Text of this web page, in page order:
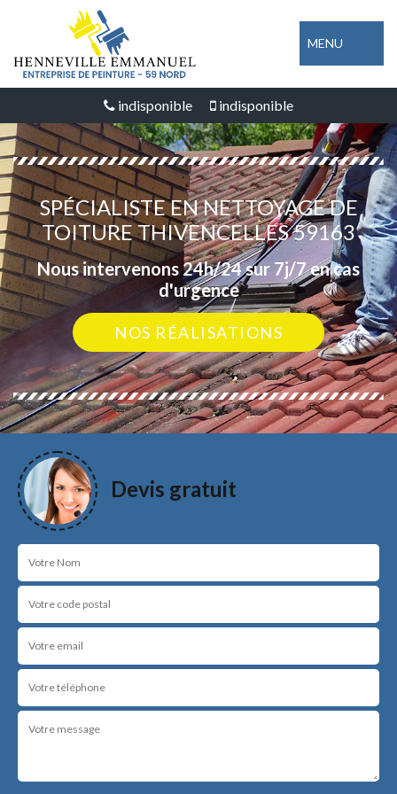
MENU
indisponible indisponible
SPÉCIALISTE EN NETTOYAGE DE
TOITURE THIVENCELLES 59163
Nous intervenons 24h/24 sur 7j/7 en cas
d'urgence
NOS RÉALISATIONS
Devis gratuit